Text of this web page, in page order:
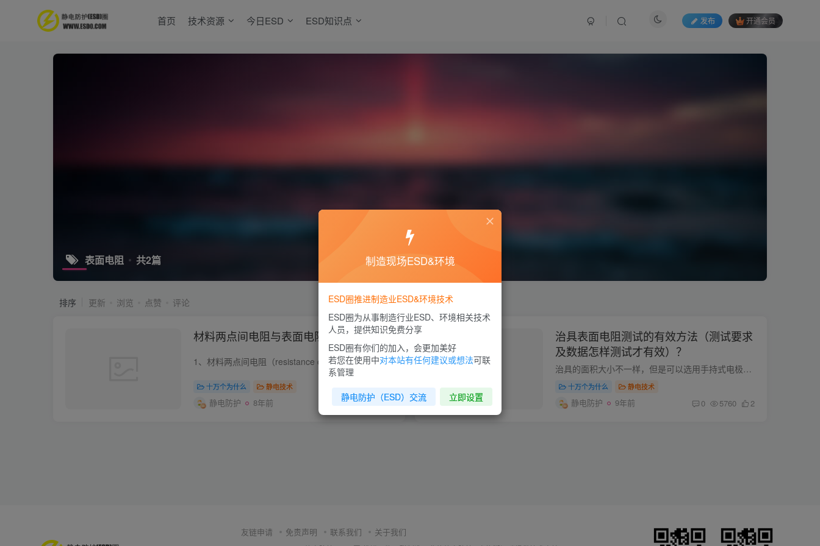
首页 技术资源 今日ESD ESD知识点 发布 开通会员
表面电阻 共2篇
排序 更新 浏览 点赞 评论
材料两点间电阻与表面电阻定义区分？
1、材料两点间电阻（resistance of two point）是指在一给定通电时间内，施加材料表面任一两点间的直流电压与流过这两点间直流电流之比。 2、表面电阻（surface resistance）是指在一给定的通电...
十万个为什么 静电技术
静电防护 8年前 0 7930 4
治具表面电阻测试的有效方法（测试要求
及数据怎样测试才有效）？
治具的面积大小不一样，但是可以选用手持式电极来测试表面电阻（两拼电阻）。 两拼电阻在标准的测试手法中，会有一个刻度线，两点压下去要压到刻度线位置，这种力度压下去才是真正的测试值（两...
十万个为什么 静电技术
静电防护 9年前 0 5760 2
友链申请 免责声明 联系我们 关于我们
制造现场ESD&环境
ESD圈推进制造业ESD&环境技术
ESD圈为从事制造行业ESD、环境相关技术
人员，提供知识免费分享
ESD圈有你们的加入，会更加美好
若您在使用中对本站有任何建议或想法可联
系管理
静电防护（ESD）交流 立即设置